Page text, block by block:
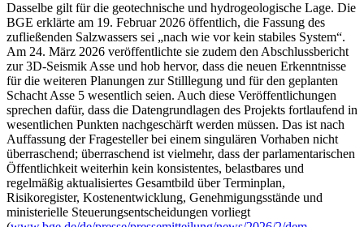
Dasselbe gilt für die geotechnische und hydrogeologische Lage. Die
BGE erklärte am 19. Februar 2026 öffentlich, die Fassung des
zufließenden Salzwassers sei „nach wie vor kein stabiles System“.
Am 24. März 2026 veröffentlichte sie zudem den Abschlussbericht
zur 3D‑Seismik Asse und hob hervor, dass die neuen Erkenntnisse
für die weiteren Planungen zur Stilllegung und für den geplanten
Schacht Asse 5 wesentlich seien. Auch diese Veröffentlichungen
sprechen dafür, dass die Datengrundlagen des Projekts fortlaufend in
wesentlichen Punkten nachgeschärft werden müssen. Das ist nach
Auffassung der Fragesteller bei einem singulären Vorhaben nicht
überraschend; überraschend ist vielmehr, dass der parlamentarischen
Öffentlichkeit weiterhin kein konsistentes, belastbares und
regelmäßig aktualisiertes Gesamtbild über Terminplan,
Risikoregister, Kostenentwicklung, Genehmigungsstände und
ministerielle Steuerungsentscheidungen vorliegt